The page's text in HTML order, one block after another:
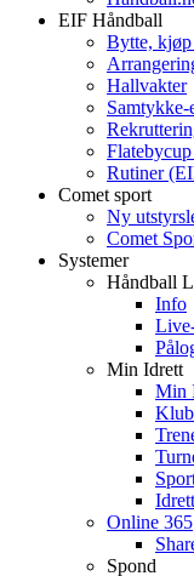
EIF Håndball
Bytte, kjøp
Hallvakter
Rutiner
Comet sport
Ny
Comet
Systemer
Håndball
Info
Min Idrett
Min
Online 365
Spond